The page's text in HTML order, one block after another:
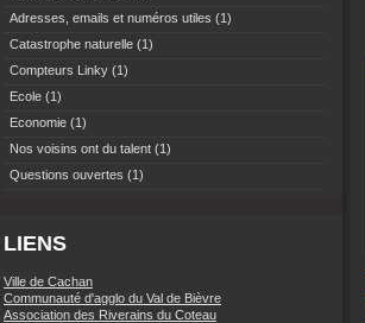
Adresses, emails et numéros utiles (1)
Catastrophe naturelle (1)
Compteurs Linky (1)
Ecole (1)
Economie (1)
Nos voisins ont du talent (1)
Questions ouvertes (1)
LIENS
Ville de Cachan
Communauté d'agglo du Val de Bièvre
Association des Riverains du Coteau